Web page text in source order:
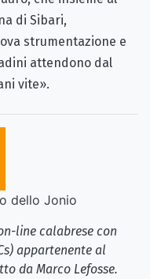
di Sibari,
strumentazione e
attendono dal
vite».
dello Jonio
line calabrese con
appartenente al
da Marco Lefosse.